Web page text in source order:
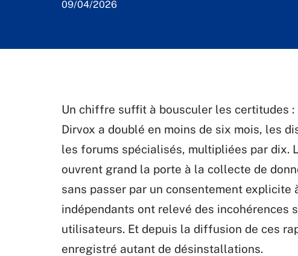
09/04/2026
Un chiffre suffit à bousculer les certitudes :
Dirvox a doublé en moins de six mois, les
les forums spécialisés, multipliées par dix.
ouvrent grand la porte à la collecte de
sans passer par un consentement explicite
indépendants ont relevé des incohérences
utilisateurs. Et depuis la diffusion de ces
enregistré autant de désinstallations.